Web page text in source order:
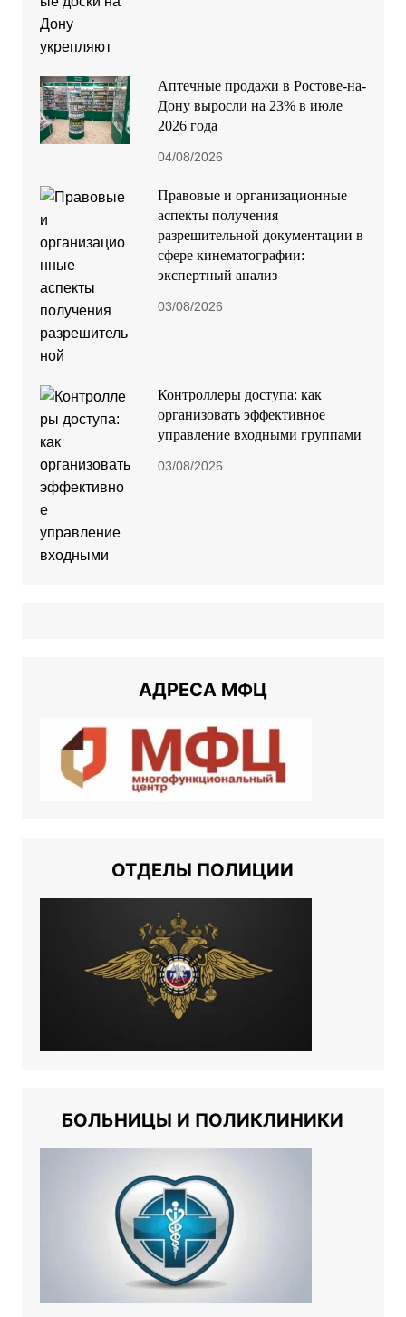
Аптечные продажи в Ростове-на-
Дону выросли на 23% в июле
2026 года
04/08/2026
Правовые и организационные
аспекты получения
разрешительной документации в
сфере кинематографии:
экспертный анализ
03/08/2026
Контроллеры доступа: как
организовать эффективное
управление входными группами
03/08/2026
АДРЕСА МФЦ
ОТДЕЛЫ ПОЛИЦИИ
БОЛЬНИЦЫ И ПОЛИКЛИНИКИ